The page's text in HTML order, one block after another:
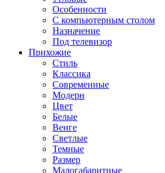
Особенности
С компьютерным столом
Назначение
Под телевизор
Прихожие
Стиль
Классика
Современные
Модерн
Цвет
Белые
Венге
Светлые
Темные
Размер
Малогабаритные